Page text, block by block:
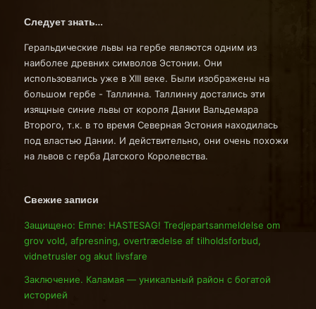
Следует знать…
Геральдические львы на гербе являются одним из
наиболее древних символов Эстонии. Они
использовались уже в XIII веке. Были изображены на
большом гербе - Таллинна. Таллинну достались эти
изящные синие львы от короля Дании Вальдемара
Второго, т.к. в то время Северная Эстония находилась
под властью Дании. И действительно, они очень похожи
на львов с герба Датского Королевства.
Свежие записи
Защищено: Emne: HASTESAG! Tredjepartsanmeldelse om
grov vold, afpresning, overtrædelse af tilholdsforbud,
vidnetrusler og akut livsfare
Заключение. Каламая — уникальный район с богатой
историей